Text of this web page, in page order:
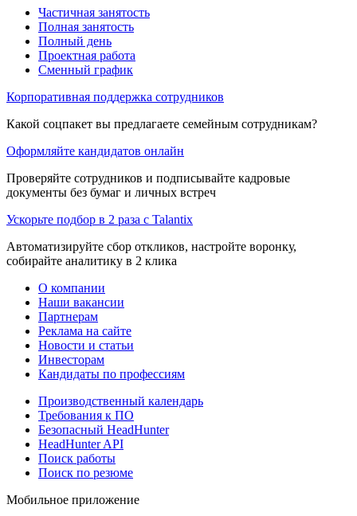
Частичная занятость
Полная занятость
Полный день
Проектная работа
Сменный график
Корпоративная поддержка сотрудников
Какой соцпакет вы предлагаете семейным сотрудникам?
Оформляйте кандидатов онлайн
Проверяйте сотрудников и подписывайте кадровые
документы без бумаг и личных встреч
Ускорьте подбор в 2 раза с Talantix
Автоматизируйте сбор откликов, настройте воронку,
собирайте аналитику в 2 клика
О компании
Наши вакансии
Партнерам
Реклама на сайте
Новости и статьи
Инвесторам
Кандидаты по профессиям
Производственный календарь
Требования к ПО
Безопасный HeadHunter
HeadHunter API
Поиск работы
Поиск по резюме
Мобильное приложение